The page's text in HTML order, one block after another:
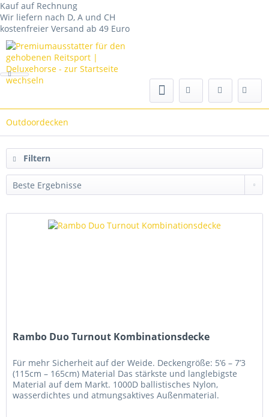
Kauf auf Rechnung
Wir liefern nach D, A und CH
kostenfreier Versand ab 49 Euro
Outdoordecken
Filtern
Rambo Duo Turnout Kombinationsdecke
Für mehr Sicherheit auf der Weide. Deckengröße: 5’6 – 7’3
(115cm – 165cm) Material Das stärkste und langlebigste
Material auf dem Markt. 1000D ballistisches Nylon,
wasserdichtes und atmungsaktives Außenmaterial.